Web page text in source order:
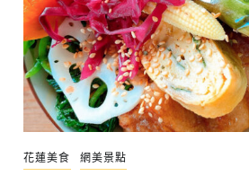
花蓮美食 網美景點